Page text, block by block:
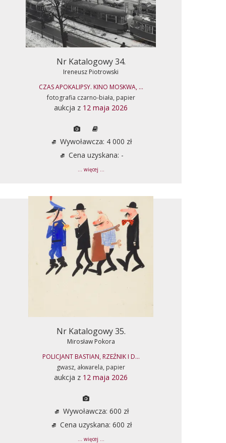
Nr Katalogowy 34.
Ireneusz Piotrowski
CZAS APOKALIPSY. KINO MOSKWA, ...
fotografia czarno-biała, papier
aukcja z 12 maja 2026
Wywoławcza: 4 000 zł
Cena uzyskana: -
... więcej ...
Nr Katalogowy 35.
Mirosław Pokora
POLICJANT BASTIAN, RZEŹNIK I D...
gwasz, akwarela, papier
aukcja z 12 maja 2026
Wywoławcza: 600 zł
Cena uzyskana: 600 zł
... więcej ...